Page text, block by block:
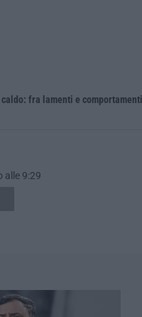
fra lamenti e comportamenti
alle 9:29